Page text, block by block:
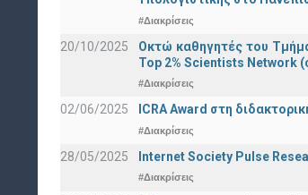
#Διακρίσεις
20/10/2025
Οκτώ καθηγητές του
Top 2% Scientists Network
#Διακρίσεις
02/06/2025 ICRA Award στη
#Διακρίσεις
28/05/2025 Internet Society Pulse
#Διακρίσεις